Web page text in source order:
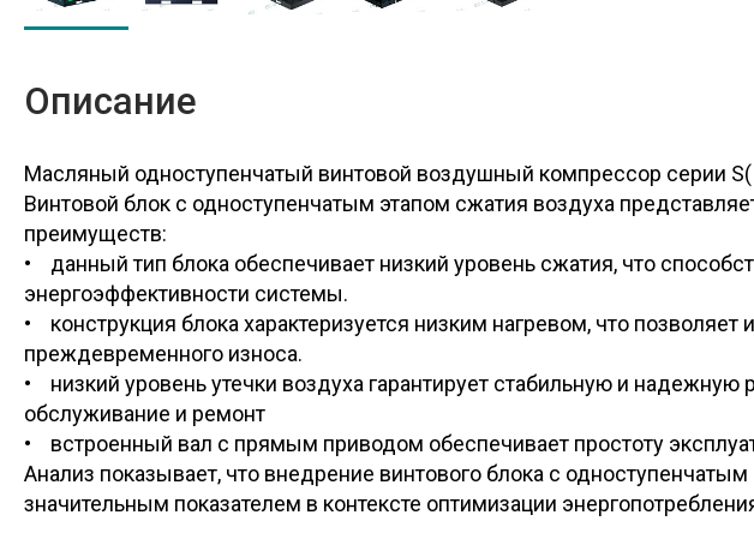
Описание
Масляный одноступенчатый винтовой воздушный компрессор серии
Винтовой блок с одноступенчатым этапом сжатия воздуха
преимуществ:
• данный тип блока обеспечивает низкий уровень сжатия, что
энергоэффективности системы.
• конструкция блока характеризуется низким нагревом, что
преждевременного износа.
• низкий уровень утечки воздуха гарантирует стабильную и
обслуживание и ремонт
• встроенный вал с прямым приводом обеспечивает простоту
Анализ показывает, что внедрение винтового блока с
значительным показателем в контексте оптимизации